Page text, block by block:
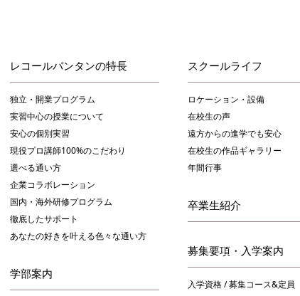
レコールバンタンの特長
独立・開業プログラム
実習中心の授業について
安心の個別実習
現役プロ講師100%のこだわり
選べる通い方
企業コラボレーション
国内・海外研修プログラム
徹底したサポート
あなたの好きを叶える⾊々な通い⽅
学部案内
スクールライフ
ロケーション・設備
在校生の声
遠方からの進学でも安心
在校生の作品ギャラリー
年間行事
卒業生紹介
募集要項・入学案内
入学資格 / 募集コース&定員